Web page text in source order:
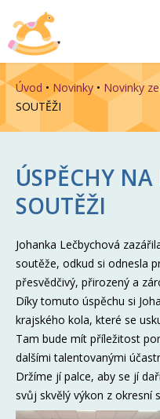
Úvod • Novinky • Novinky
SOUTĚŽI
ÚSPĚCHY
SOUTĚŽI
Johanka Lečbychová
soutěže, odkud si odnesla
přesvědčivý, přirozený a
Díky tomuto úspěchu si
krajského kola, které se
Tam bude mít příležitost
dalšími talentovanými
Držíme jí palce, aby se jí
svůj skvělý výkon z okresní